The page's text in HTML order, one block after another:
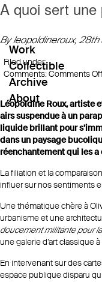
Work
Collectible
Archive
About
A quoi sert une
By leopoldineroux,28th
Filed under:
Comments:Comments Off
Léopoldine Roux, artiste
airs suspendue à un
liquide brillant pour
dans un paysage
réenchantement qui les
La filiation et la
influer sur nos sentiments
Une thématique chère à
urbanisme et une
doucement militante pour
une galerie d’art classique
En intervenant sur des
espace publique disparu